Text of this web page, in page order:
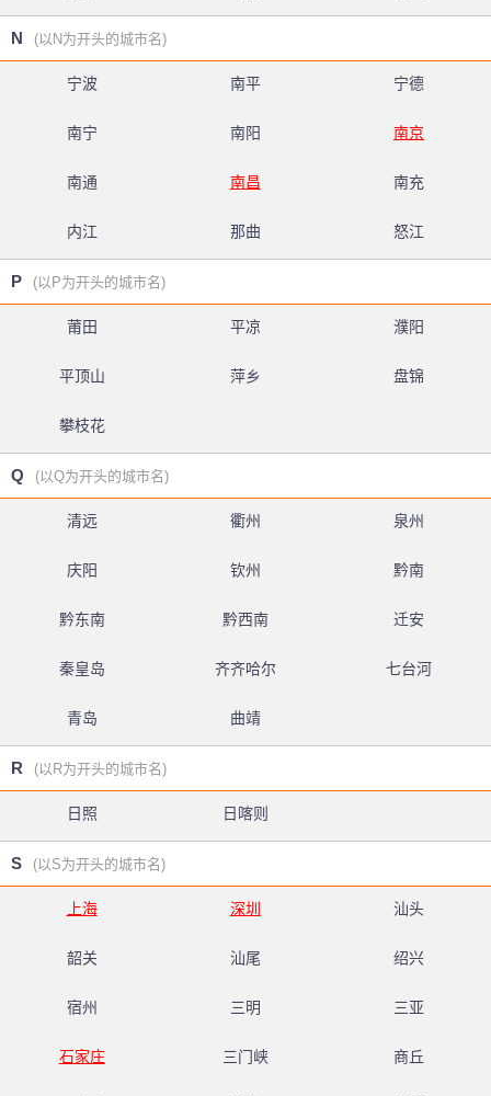
N (以N为开头的城市名)
宁波 南平 宁德
南宁 南阳 南京
南通 南昌 南充
内江 那曲 怒江
P (以P为开头的城市名)
莆田 平凉 濮阳
平顶山 萍乡 盘锦
攀枝花
Q (以Q为开头的城市名)
清远 衢州 泉州
庆阳 钦州 黔南
黔东南 黔西南 迁安
秦皇岛 齐齐哈尔 七台河
青岛 曲靖
R (以R为开头的城市名)
日照 日喀则
S (以S为开头的城市名)
上海 深圳 汕头
韶关 汕尾 绍兴
宿州 三明 三亚
石家庄 三门峡 商丘